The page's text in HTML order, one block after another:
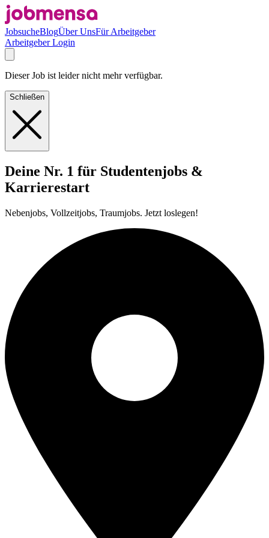
JobsucheBlogÜber UnsFür Arbeitgeber
Arbeitgeber Login
Dieser Job ist leider nicht mehr verfügbar.
Schließen
Deine Nr. 1 für Studentenjobs &
Karrierestart
Nebenjobs, Vollzeitjobs, Traumjobs. Jetzt loslegen!